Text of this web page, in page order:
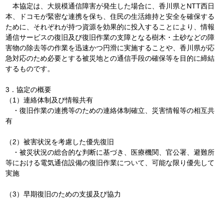
本協定は、大規模通信障害が発生した場合に、香川県とNTT西日
本、ドコモが緊密な連携を保ち、住民の生活維持と安全を確保する
ために、それぞれが持つ資源を効果的に投入することにより、情報
通信サービスの復旧及び復旧作業の支障となる樹木・土砂などの障
害物の除去等の作業を迅速かつ円滑に実施することや、香川県が応
急対応のため必要とする被災地との通信手段の確保等を目的に締結
するものです。
3．協定の概要
（1）連絡体制及び情報共有
・復旧作業の連携等のための連絡体制確立、災害情報等の相互共
有
（2）被害状況を考慮した優先復旧
・被災状況の総合的な判断に基づき、医療機関、官公署、避難所
等における電気通信設備の復旧作業について、可能な限り優先して
実施
（3）早期復旧のための支援及び協力